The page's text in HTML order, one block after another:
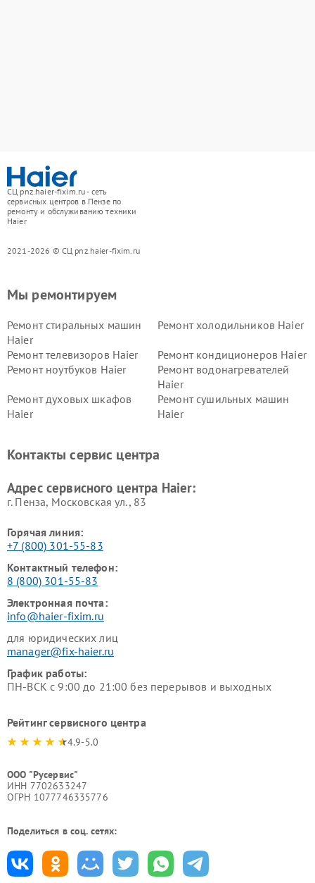
СЦ pnz.haier-fixim.ru - сеть
сервисных центров в Пензе по
ремонту и обслуживанию техники
Haier
2021-2026 © СЦ pnz.haier-fixim.ru
Мы ремонтируем
Ремонт стиральных машин
Haier
Ремонт холодильников Haier
Ремонт телевизоров Haier
Ремонт кондиционеров Haier
Ремонт ноутбуков Haier
Ремонт водонагревателей
Haier
Ремонт духовых шкафов
Haier
Ремонт сушильных машин
Haier
Ремонт роботов-пылесосов
Ремонт посудомоечных
Контакты сервис центра
Адрес сервисного центра Haier:
г. Пенза, Московская ул., 83
Горячая линия:
+7 (800) 301-55-83
Контактный телефон:
8 (800) 301-55-83
Электронная почта:
info@haier-fixim.ru
для юридических лиц
manager@fix-haier.ru
График работы:
ПН-ВСК с 9:00 до 21:00 без перерывов и выходных
Рейтинг сервисного центра
4.9-5.0
ООО "Русервис"
ИНН 7702633247
ОГРН 1077746335776
Поделиться в соц. сетях: